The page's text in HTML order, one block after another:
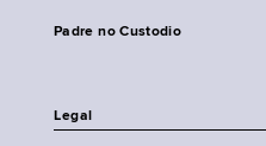
Padre no Custodio
Legal